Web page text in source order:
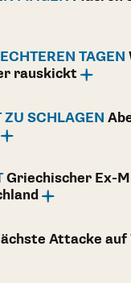
TAGEN
rauskickt
SCHLAGEN
Griechischer Ex-
Attacke auf